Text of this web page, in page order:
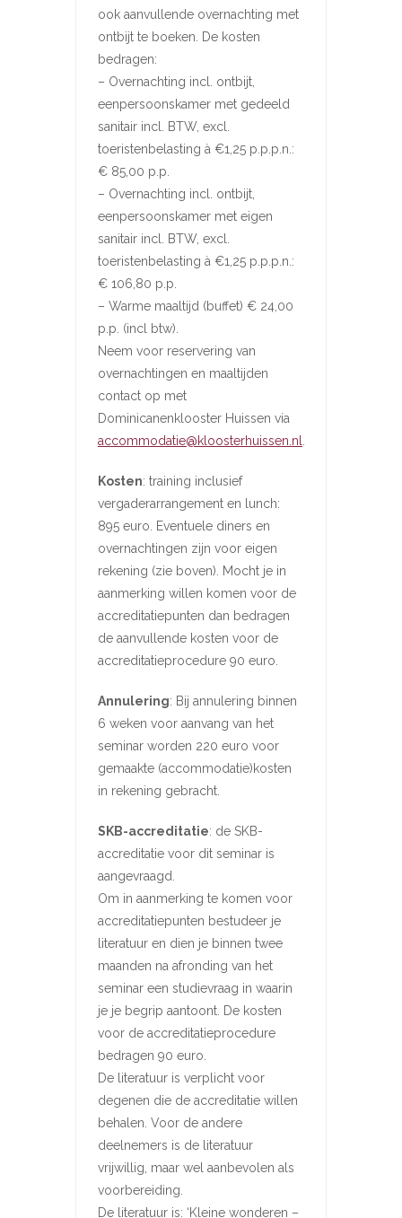
ook aanvullende overnachting met
ontbijt te boeken. De kosten
bedragen:
– Overnachting incl. ontbijt,
eenpersoonskamer met gedeeld
sanitair incl. BTW, excl.
toeristenbelasting à €1,25 p.p.p.n.:
€ 85,00 p.p.
– Overnachting incl. ontbijt,
eenpersoonskamer met eigen
sanitair incl. BTW, excl.
toeristenbelasting à €1,25 p.p.p.n.:
€ 106,80 p.p.
– Warme maaltijd (buffet) € 24,00
p.p. (incl btw).
Neem voor reservering van
overnachtingen en maaltijden
contact op met
Dominicanenklooster Huissen via
accommodatie@kloosterhuissen.nl
Kosten: training inclusief
vergaderarrangement en lunch:
895 euro. Eventuele diners en
overnachtingen zijn voor eigen
rekening (zie boven). Mocht je in
aanmerking willen komen voor de
accreditatiepunten dan bedragen
de aanvullende kosten voor de
accreditatieprocedure 90 euro.
Annulering: Bij annulering binnen
6 weken voor aanvang van het
seminar worden 220 euro voor
gemaakte (accommodatie)kosten
in rekening gebracht.
SKB-accreditatie: de SKB-
accreditatie voor dit seminar is
aangevraagd.
Om in aanmerking te komen voor
accreditatiepunten bestudeer je
literatuur en dien je binnen twee
maanden na afronding van het
seminar een studievraag in waarin
je je begrip aantoont. De kosten
voor de accreditatieprocedure
bedragen 90 euro.
De literatuur is verplicht voor
degenen die de accreditatie willen
behalen. Voor de andere
deelnemers is de literatuur
vrijwillig, maar wel aanbevolen als
voorbereiding.
De literatuur is: ‘Kleine wonderen –